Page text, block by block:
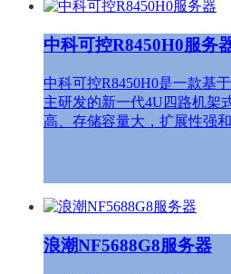
中科可控R8450H0服务
中科可控R8450H0是一款基
主研发的新一代4U四路机架
高、存储容量大，扩展性强
浪潮NF5688G8服务器